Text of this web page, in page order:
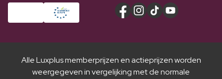
Alle Luxplus memberprijzen en actieprijzen worden
weergegeven in vergelijking met de normale